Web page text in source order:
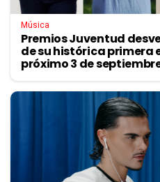
Música
Premios Juventud
de su histórica primera
próximo 3 de